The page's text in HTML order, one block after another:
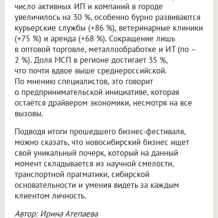
число активных ИП и компаний в городе
увеличилось на 30 %, особенно бурно развиваются
курьерские службы (+86 %), ветеринарные клиники
(+75 %) и аренда (+68 %). Сокращение лишь
в оптовой торговле, металлообработке и ИТ (по –
2 %). Доля МСП в регионе достигает 35 %,
что почти вдвое выше среднероссийской.
По мнению специалистов, это говорит
о предпринимательской инициативе, которая
остаётся драйвером экономики, несмотря на все
вызовы.
Подводя итоги прошедшего бизнес-фестиваля,
можно сказать, что новосибирский бизнес ищет
свой уникальный почерк, который на данный
момент складывается из научной смелости,
транспортной прагматики, сибирской
основательности и умения видеть за каждым
клиентом личность.
Автор: Ирина Атепаева